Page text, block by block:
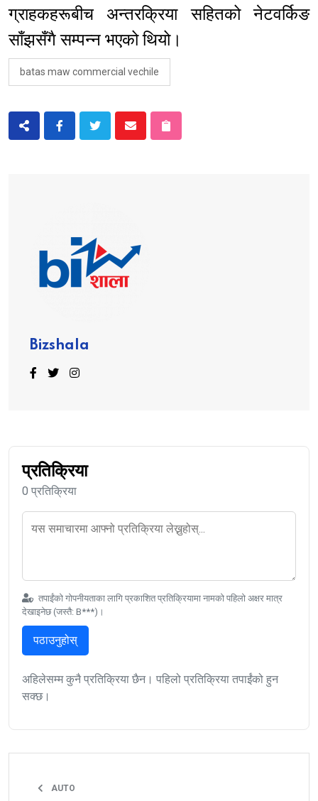
ग्राहकहरूबीच अन्तरक्रिया सहितको नेटवर्किङ
साँझसँगै सम्पन्न भएको थियो।
batas maw commercial vechile
Bizshala
प्रतिक्रिया
0 प्रतिक्रिया
तपाईंको गोपनीयताका लागि प्रकाशित प्रतिक्रियामा नामको पहिलो अक्षर मात्र
देखाइनेछ (जस्तै: B***)।
पठाउनुहोस्
अहिलेसम्म कुनै प्रतिक्रिया छैन। पहिलो प्रतिक्रिया तपाईंको हुन
सक्छ।
AUTO